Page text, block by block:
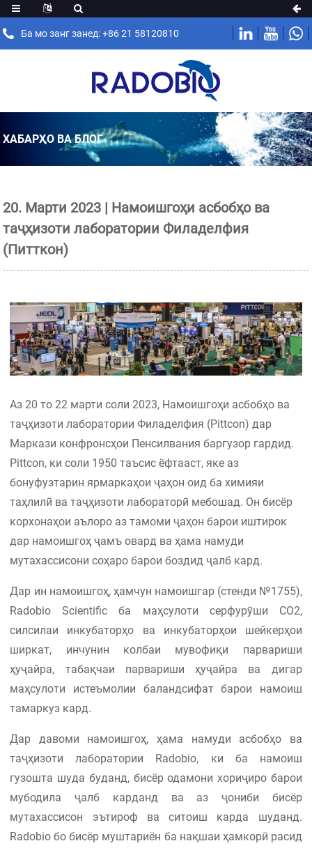
Ба мо занг занед: +86 21 58120810
ХАБАРҲО ВА БЛОГ
20. Марти 2023 | Намоишгоҳи асбобҳо ва
таҷҳизоти лаборатории Филаделфия
(Питткон)
Аз 20 то 22 марти соли 2023, Намоишгоҳи асбобҳо ва
таҷҳизоти лаборатории Филаделфия (Pittcon) дар
Маркази конфронсҳои Пенсилвания баргузор гардид.
Pittcon, ки соли 1950 таъсис ёфтааст, яке аз
бонуфузтарин ярмаркаҳои ҷаҳон оид ба химияи
таҳлилӣ ва таҷҳизоти лабораторӣ мебошад. Он бисёр
корхонаҳои аълоро аз тамоми ҷаҳон барои иштирок
дар намоишгоҳ ҷамъ овард ва ҳама намуди
мутахассисони соҳаро барои боздид ҷалб кард.
Дар ин намоишгоҳ, ҳамчун намоишгар (стенди №1755),
Radobio Scientific ба маҳсулоти серфурӯши CO2,
силсилаи инкубаторҳо ва инкубаторҳои шейкерҳои
ширкат, инчунин колбаи мувофиқи парвариши
ҳуҷайра, табақчаи парвариши ҳуҷайра ва дигар
маҳсулоти истеъмолии баландсифат барои намоиш
тамаркуз кард.
Дар давоми намоишгоҳ, ҳама намуди асбобҳо ва
таҷҳизоти лаборатории Radobio, ки ба намоиш
гузошта шуда буданд, бисёр одамони хориҷиро барои
мубодила ҷалб карданд ва аз ҷониби бисёр
мутахассисон эътироф ва ситоиш карда шуданд.
Radobio бо бисёр муштариён ба нақшаи ҳамкорӣ расид